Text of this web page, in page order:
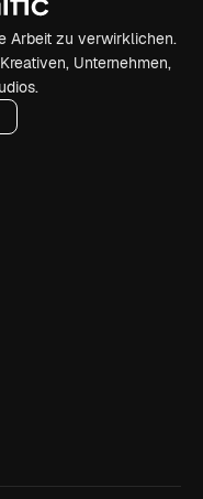
Arbeit zu verwirklichen.
Unternehmen,